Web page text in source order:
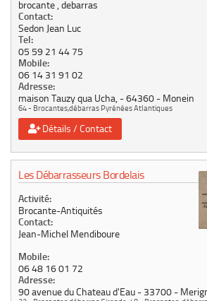
brocante , debarras
Contact:
Sedon Jean Luc
Tel:
05 59 21 44 75
Mobile:
06 14 31 91 02
Adresse:
maison Tauzy qua Ucha, 64360 Monein
64 - Brocantes,débarras Pyrénées Atlantiques
Détails / Contact
Les Débarrasseurs Bordelais
Activité:
Brocante-Antiquités
Contact:
Jean-Michel Mendiboure
Mobile:
06 48 16 01 72
Adresse:
90 avenue du Chateau d'Eau 33700